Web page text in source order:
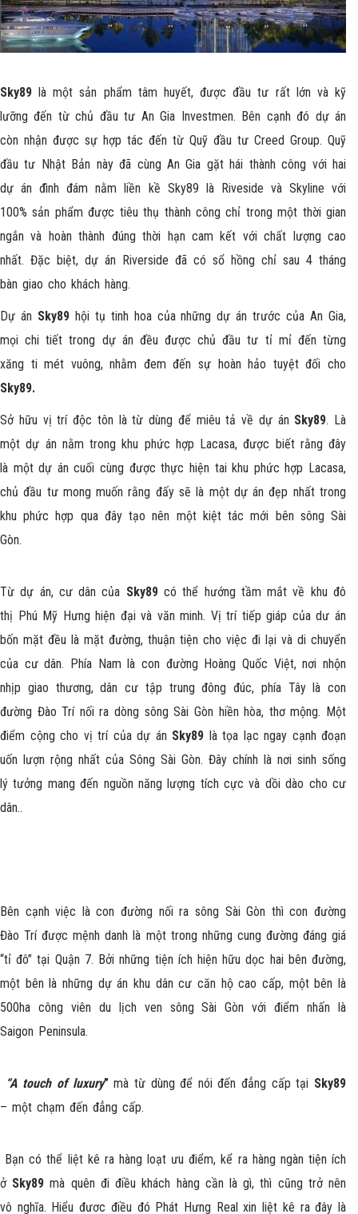
Sky89 là một sản phẩm tâm huyết, được đầu tư rất lớn và kỹ
lưỡng đến từ chủ đầu tư An Gia Investmen. Bên cạnh đó dự án
còn nhận được sự hợp tác đến từ Quỹ đầu tư Creed Group. Quỹ
đầu tư Nhật Bản này đã cùng An Gia gặt hái thành công với hai
dự án đình đám nằm liền kề Sky89 là Riveside và Skyline với
100% sản phẩm được tiêu thụ thành công chỉ trong một thời gian
ngắn và hoàn thành đúng thời hạn cam kết với chất lượng cao
nhất. Đặc biệt, dự án Riverside đã có sổ hồng chỉ sau 4 tháng
bàn giao cho khách hàng.
Dự án Sky89hội tụ tinh hoa của những dự án trước của An Gia,
mọi chi tiết trong dự án đều được chủ đầu tư tỉ mỉ đến từng
xăng ti mét vuông, nhằm đem đến sự hoàn hảo tuyệt đối cho
Sky89.
Sở hữu vị trí độc tôn là từ dùng để miêu tả về dự án Sky89. Là
một dự án nằm trong khu phức hợp Lacasa, được biết rằng đây
là một dự án cuối cùng được thực hiện tai khu phức hợp Lacasa,
chủ đầu tư mong muốn rằng đấy sẽ là một dự án đẹp nhất trong
khu phức hợp qua đây tạo nên một kiệt tác mới bên sông Sài
Gòn.
Từ dự án, cư dân của Sky89có thể hướng tầm mắt về khu đô
thị Phú Mỹ Hưng hiện đại và văn minh. Vị trí tiếp giáp của dư án
bốn mặt đều là mặt đường, thuận tiện cho việc đi lại và di chuyển
của cư dân. Phía Nam là con đường Hoàng Quốc Việt, nơi nhộn
nhịp giao thương, dân cư tập trung đông đúc, phía Tây là con
đường Đào Trí nối ra dòng sông Sài Gòn hiền hòa, thơ mộng. Một
điểm cộng cho vị trí của dự án Sky89 là tọa lạc ngay cạnh đoạn
uốn lượn rộng nhất của Sông Sài Gòn. Đây chính là nơi sinh sống
lý tưởng mang đến nguồn năng lượng tích cực và dồi dào cho cư
dân..
Bên cạnh việc là con đường nối ra sông Sài Gòn thì con đường
Đào Trí được mệnh danh là một trong những cung đường đáng giá
“tỉ đô” tại Quận 7. Bởi những tiện ích hiện hữu dọc hai bên đường,
một bên là những dự án khu dân cư căn hộ cao cấp, một bên là
500ha công viên du lịch ven sông Sài Gòn với điểm nhấn là
Saigon Peninsula.
“A touch of luxury”mà từ dùng để nói đến đẳng cấp tại Sky89
– một chạm đến đẳng cấp.
Bạn có thể liệt kê ra hàng loạt ưu điểm, kể ra hàng ngàn tiện ích
ở Sky89 mà quên đi điều khách hàng cần là gì, thì cũng trở nên
vô nghĩa. Hiểu đươc điều đó Phát Hưng Real xin liệt kê ra đây là